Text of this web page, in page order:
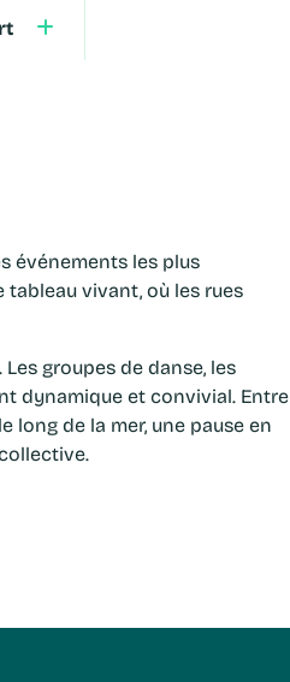
événements les plus
vivant, où les rues
dynamique et convivial. Entre
long de la mer, une pause en